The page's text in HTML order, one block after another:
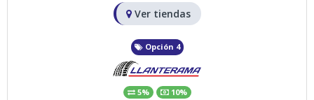
Ver tiendas
Opción 4
5% 10%